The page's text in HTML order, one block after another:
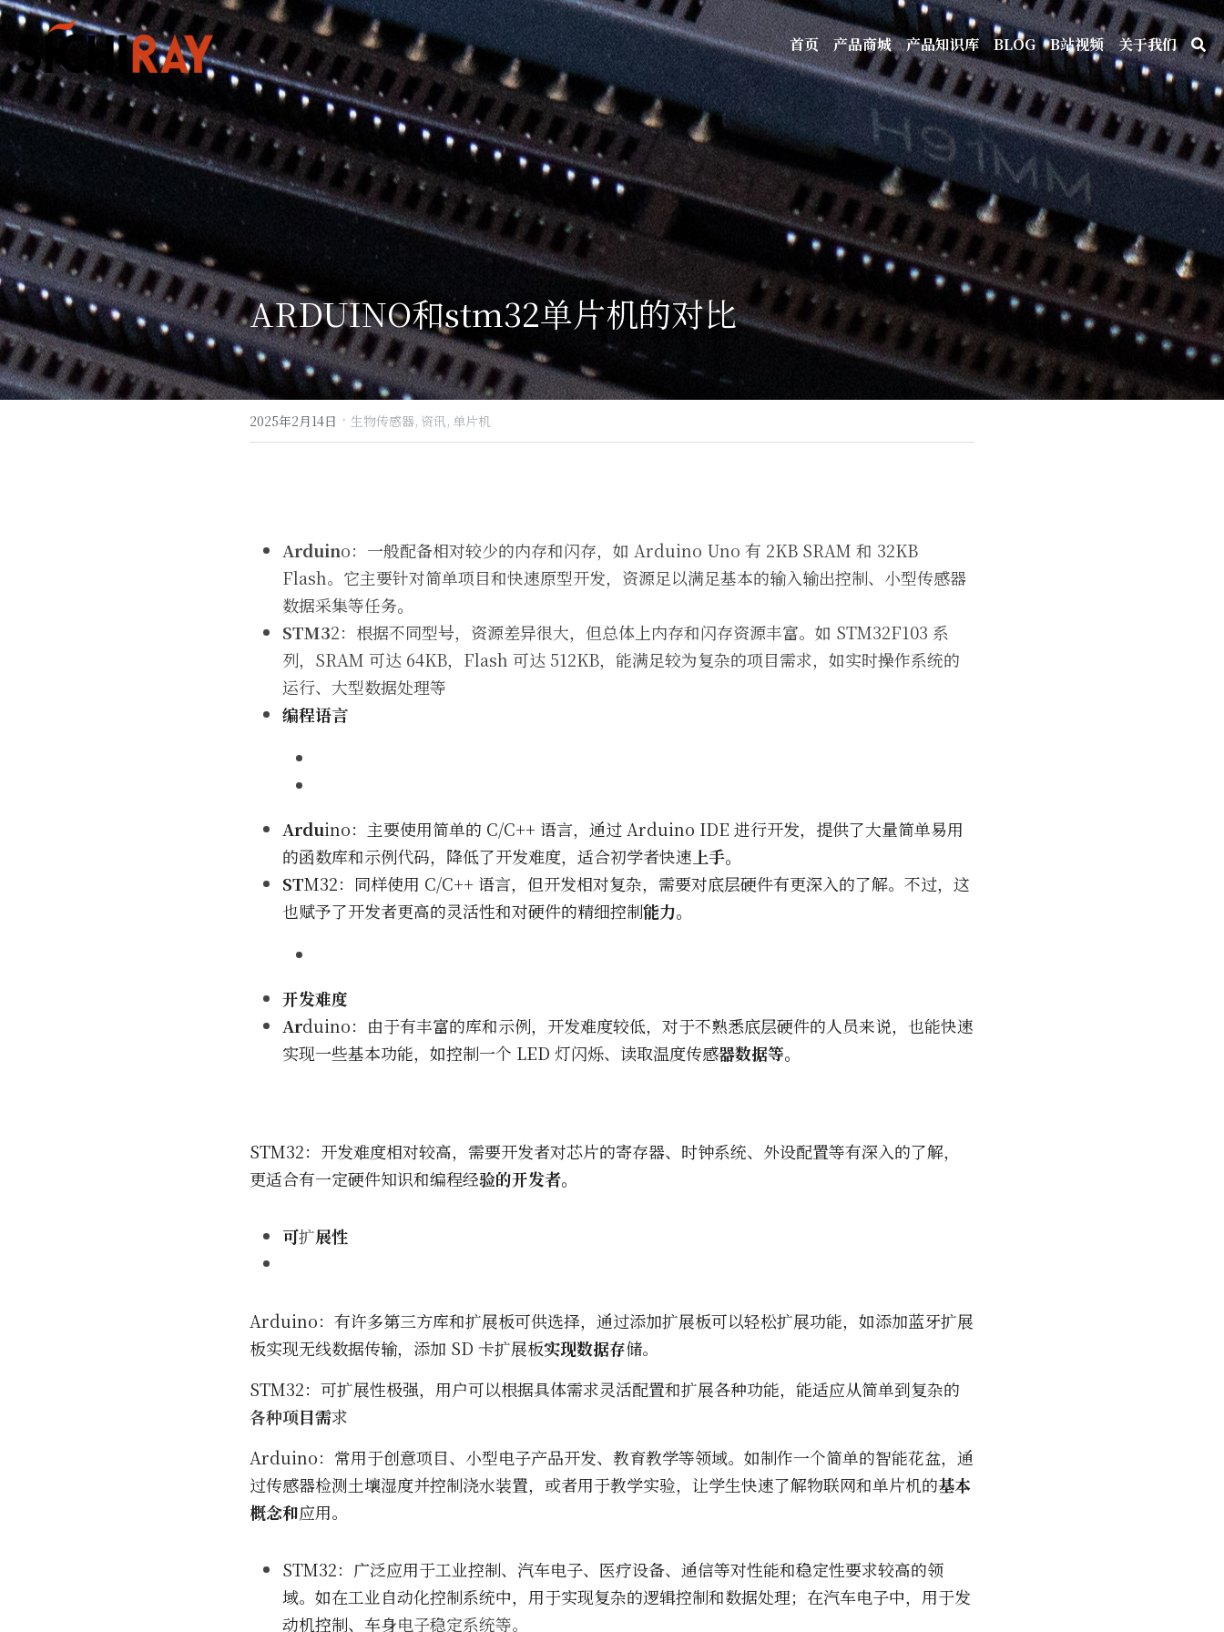
首页 产品商城 产品知识库 BLOG B站视频 关于我们
ARDUINO和stm32单片机的对比
2025年2月14日 · 生物传感器, 资讯, 单片机
Arduino：一般配备相对较少的内存和闪存，如 Arduino Uno 有 2KB SRAM 和 32KB
Flash。它主要针对简单项目和快速原型开发，资源足以满足基本的输入输出控制、小型传感器
数据采集等任务。
STM32：根据不同型号，资源差异很大，但总体上内存和闪存资源丰富。如 STM32F103 系
列，SRAM 可达 64KB，Flash 可达 512KB，能满足较为复杂的项目需求，如实时操作系统的
运行、大型数据处理等
编程语言
Arduino：主要使用简单的 C/C++ 语言，通过 Arduino IDE 进行开发，提供了大量简单易用
的函数库和示例代码，降低了开发难度，适合初学者快速 上手。
STM32：同样使用 C/C++ 语言，但开发相对复杂，需要对底层硬件有更深入的了解。不过，这
也赋予了开发者更高的灵活性和对硬件的精细控制能力。
开发难度
Arduino：由于有丰富的库和示例，开发难度较低，对于不熟悉底层硬件的人员来说，也能快速
实现一些基本功能，如控制一个 LED 灯闪烁、读取温度传感器数据等。
STM32：开发难度相对较高，需要开发者对芯片的寄存器、时钟系统、外设配置等有深入的了解，
更适合有一定硬件知识和编程经验的开发者。
可扩展性
Arduino：有许多第三方库和扩展板可供选择，通过添加扩展板可以轻松扩展功能，如添加蓝牙扩展
板实现无线数据传输，添加 SD 卡扩展板实现数据存储。
STM32：可扩展性极强，用户可以根据具体需求灵活配置和扩展各种功能，能适应从简单到复杂的
各种项目需求
Arduino：常用于创意项目、小型电子产品开发、教育教学等领域。如制作一个简单的智能花盆，通
过传感器检测土壤湿度并控制浇水装置，或者用于教学实验，让学生快速了解物联网和单片机的基本
概念和应用。
STM32：广泛应用于工业控制、汽车电子、医疗设备、通信等对性能和稳定性要求较高的领
域。如在工业自动化控制系统中，用于实现复杂的逻辑控制和数据处理；在汽车电子中，用于发
动机控制、车身电子稳定系统等。